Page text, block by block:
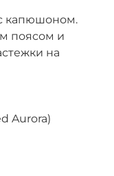
капюшоном.
поясом и
на
Aurora)